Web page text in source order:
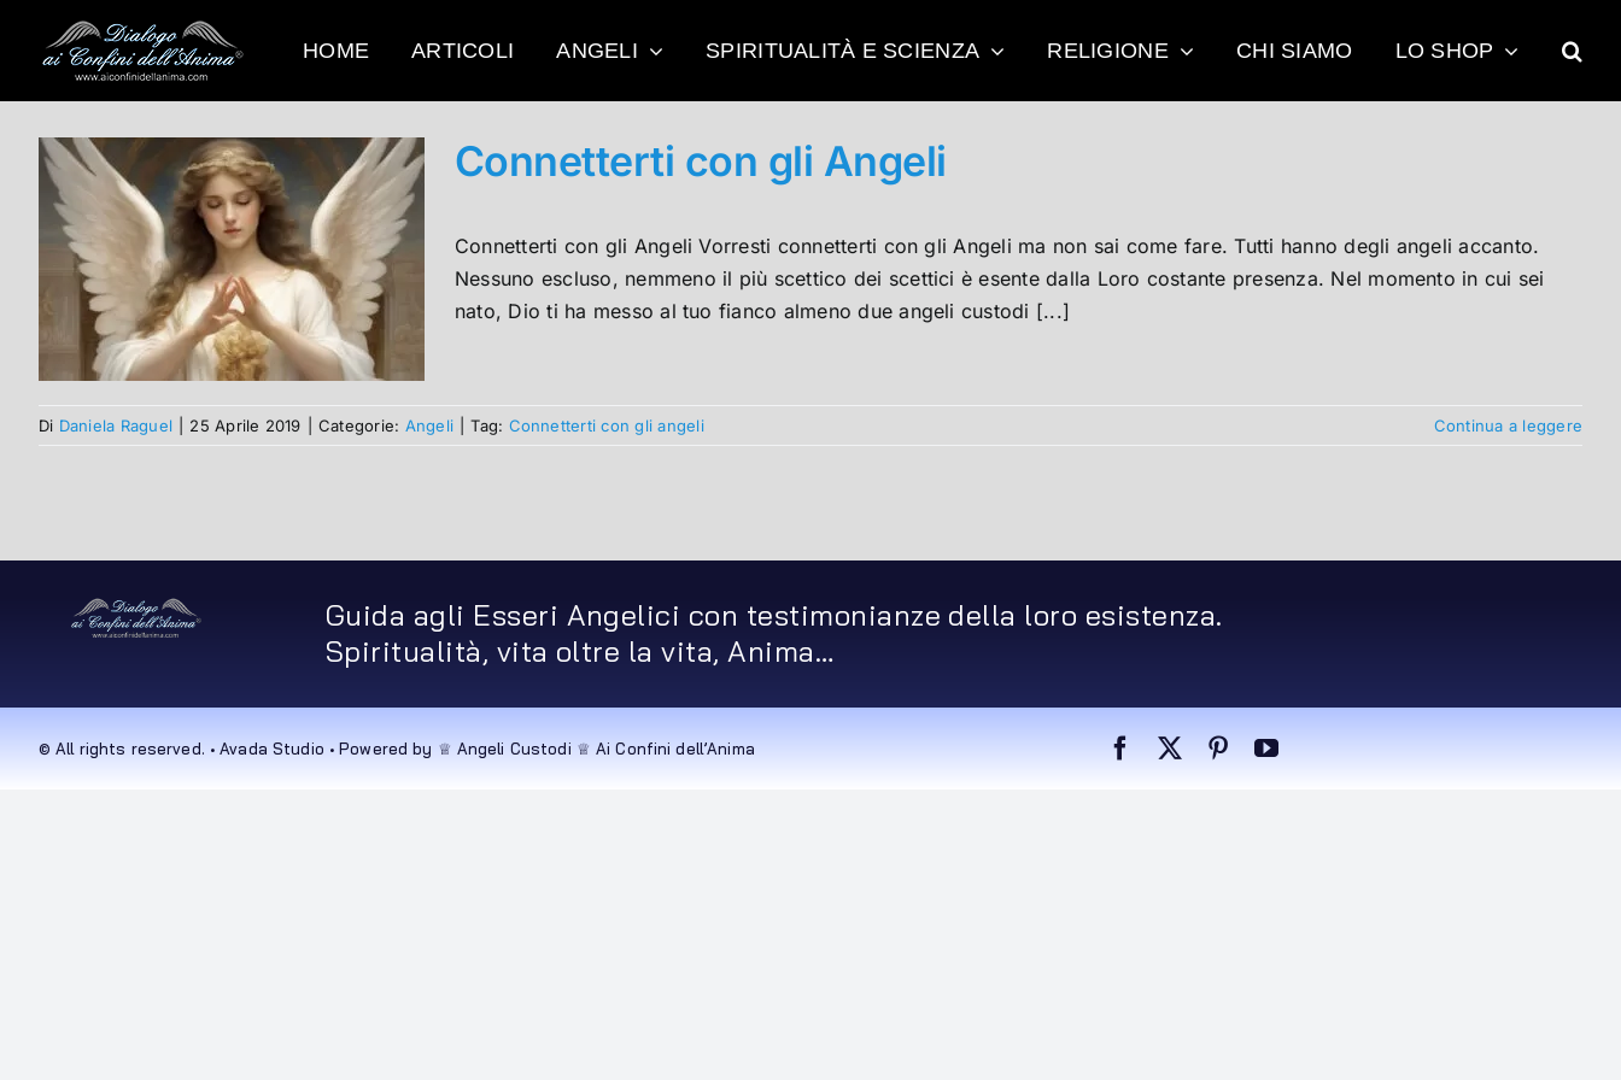
contenuto
HOME ARTICOLI ANGELI SPIRITUALITÀ E SCIENZA RELIGIONE CHI SIAMO LO SHOP
Connetterti con gli Angeli
Connetterti con gli Angeli Vorresti connetterti con gli Angeli ma non sai come fare. Tutti hanno degli angeli accanto.
Nessuno escluso, nemmeno il più scettico dei scettici è esente dalla Loro costante presenza. Nel momento in cui sei
nato, Dio ti ha messo al tuo fianco almeno due angeli custodi [...]
Di Daniela Raguel 25 Aprile 2019 Categorie: Angeli Tag: Connetterti con gli angeli Continua a leggere
Guida agli Esseri Angelici con testimonianze della loro esistenza.
Spiritualità, vita oltre la vita, Anima…
© All rights reserved. • Avada Studio • Powered by ♕ Angeli Custodi ♕ Ai Confini dell’Anima